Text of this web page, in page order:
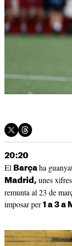
20:20
El Barçaha
Madrid,unes
remunta al 23 de
imposar per1 a 3 a